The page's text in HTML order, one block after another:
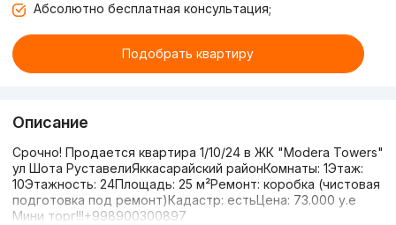
Абсолютно бесплатная консультация;
Подобрать квартиру
Описание
Срочно! Продается квартира 1/10/24 в ЖК "Modera Towers"
ул Шота РуставелиЯккасарайский районКомнаты: 1Этаж:
10Этажность: 24Площадь: 25 м²Ремонт: коробка (чистовая
подготовка под ремонт)Кадастр: естьЦена: 73.000 у.е
Мини торг!!!+998900300897